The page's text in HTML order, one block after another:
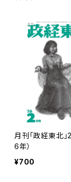
月刊「政経東北」
6年）
¥700